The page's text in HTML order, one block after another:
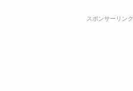
スポンサーリンク